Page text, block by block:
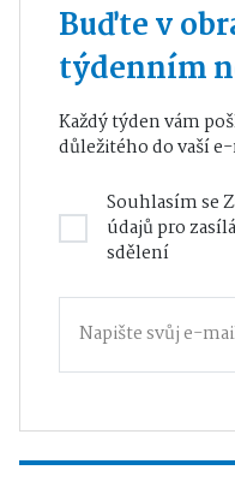
Buďte v
týdenním
Každý týden vám
důležitého do vaší
Souhlasím se
údajůpro
sdělení